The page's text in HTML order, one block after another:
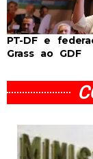
PT-DF e
Grass ao GDF